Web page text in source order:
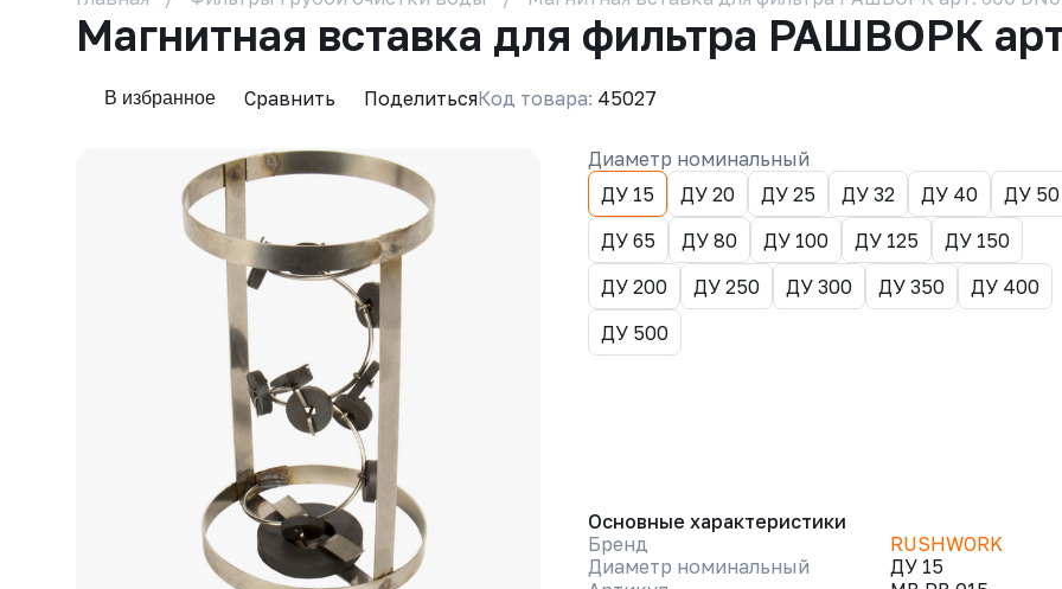
Магнитная вставка для фильтра РАШВОРК
В избранное Сравнить ПоделитьсяКод товара: 45027
Диаметр номинальный
ДУ 15
ДУ 20 ДУ 25 ДУ 32 ДУ 40
ДУ 50
ДУ 65
ДУ 80 ДУ 100 ДУ 125
ДУ 150
ДУ 200
ДУ 250 ДУ 300 ДУ 350
ДУ 400
ДУ 500
Основные характеристики
Бренд
RUSHWORK
Диаметр номинальный
ДУ 15